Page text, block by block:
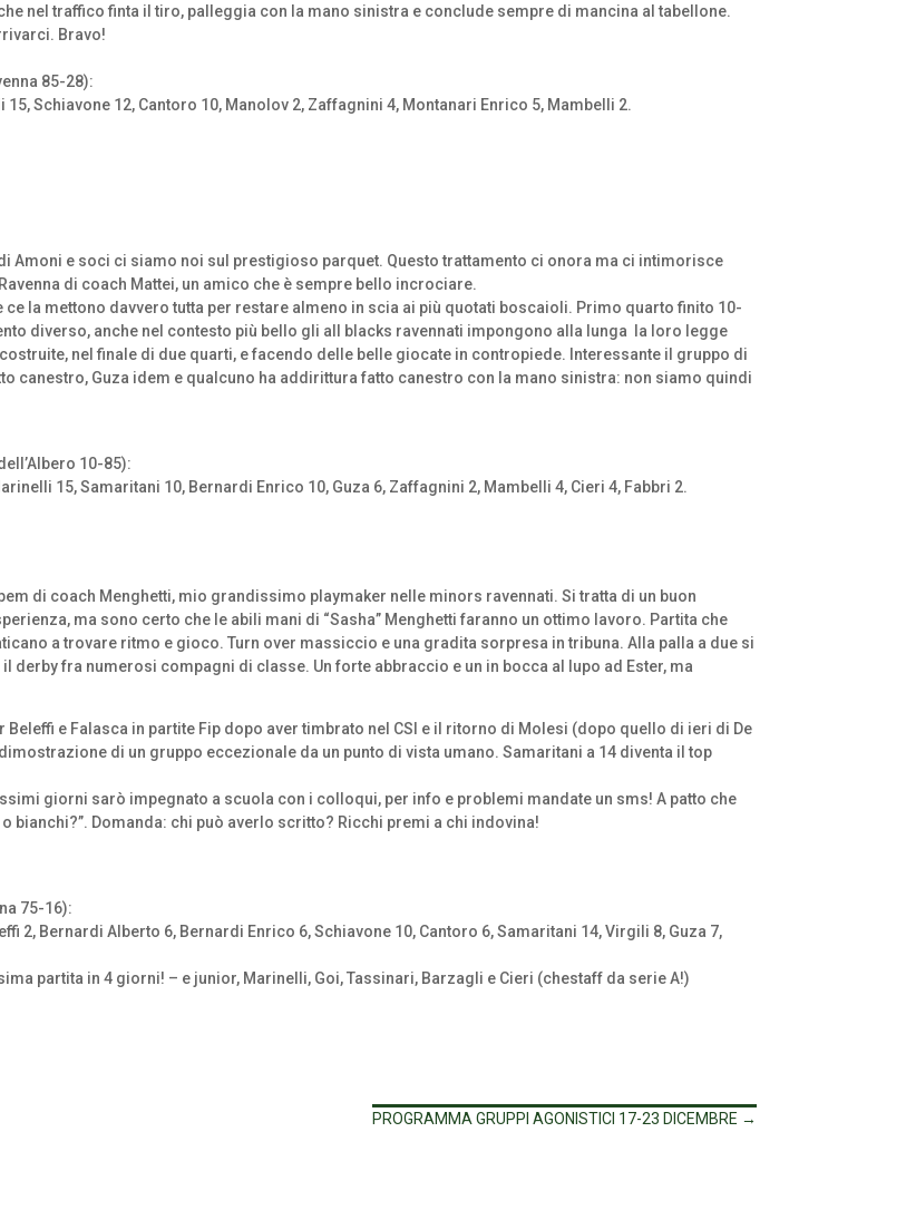
nel traffico finta il tiro, palleggia con la mano sinistra e conclude sempre di mancina al tabellone.
Bravo!
85-28):
Schiavone 12, Cantoro 10, Manolov 2, Zaffagnini 4, Montanari Enrico 5, Mambelli 2.
Amoni e soci ci siamo noi sul prestigioso parquet. Questo trattamento ci onora ma ci intimorisce
di coach Mattei, un amico che è sempre bello incrociare.
ce la mettono davvero tutta per restare almeno in scia ai più quotati boscaioli. Primo quarto finito 10-
diverso, anche nel contesto più bello gli all blacks ravennati impongono alla lunga
la loro legge
nel finale di due quarti, e facendo delle belle giocate in contropiede. Interessante il gruppo di
canestro, Guza idem e qualcuno ha addirittura fatto canestro con la mano sinistra: non siamo quindi
10-85):
15, Samaritani 10, Bernardi Enrico 10, Guza 6, Zaffagnini 2, Mambelli 4, Cieri 4, Fabbri 2.
di coach Menghetti, mio grandissimo playmaker nelle minors ravennati. Si tratta di un buon
ma sono certo che le abili mani di “Sasha” Menghetti faranno un ottimo lavoro. Partita che
a trovare ritmo e gioco. Turn over massiccio e una gradita sorpresa in tribuna. Alla palla a due si
derby fra numerosi compagni di classe. Un forte abbraccio e un in bocca al lupo ad Ester, ma
e Falasca in partite Fip dopo aver timbrato nel CSI e il ritorno di Molesi (dopo quello di ieri di De
di un gruppo eccezionale da un punto di vista umano. Samaritani a 14 diventa il top
giorni sarò impegnato a scuola con i colloqui, per info e problemi mandate un sms! A patto che
Domanda: chi può averlo scritto? Ricchi premi a chi indovina!
75-16):
2, Bernardi Alberto 6, Bernardi Enrico 6, Schiavone 10, Cantoro 6, Samaritani 14, Virgili 8, Guza 7,
partita in 4 giorni! – e junior, Marinelli, Goi, Tassinari, Barzagli e Cieri (chestaff da serie A!)
PROGRAMMA GRUPPI AGONISTICI 17-23 DICEMBRE →